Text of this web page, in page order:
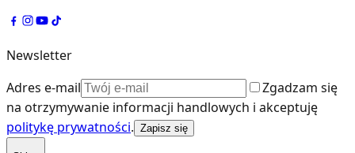
Newsletter
Adres e-mail
Zgadzam się
na otrzymywanie informacji handlowych i akceptuję
politykę prywatności. Zapisz się